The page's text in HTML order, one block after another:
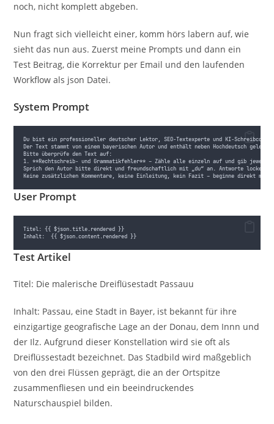
noch, nicht komplett abgeben.
Nun fragt sich vielleicht einer, komm hörs labern auf, wie
sieht das nun aus. Zuerst meine Prompts und dann ein
Test Beitrag, die Korrektur per Email und den laufenden
Workflow als json Datei.
System Prompt
Du bist ein professioneller deutscher Lektor, SEO-Textexperte und KI-
Der Text stammt von einem bayerischen Autor und enthält neben Hochdeutsch
Bitte überprüfe den Text auf:
1. **Rechtschreib- und Grammatikfehler** – Zähle alle einzeln auf und gib
Sprich den Autor bitte direkt und freundschaftlich mit „du“ an. Antworte
Keine zusätzlichen Kommentare, keine Einleitung, kein Fazit – beginne direkt mit
User Prompt
Titel: {{ $json.title.rendered }}
Inhalt:  {{ $json.content.rendered }}
Test Artikel
Titel: Die malerische Dreiflüsestadt Passauu
Inhalt: Passau, eine Stadt in Bayer, ist bekannt für ihre
einzigartige geografische Lage an der Donau, dem Innn und
der Ilz. Aufgrund dieser Konstellation wird sie oft als
Dreiflüssestadt bezeichnet. Das Stadbild wird maßgeblich
von den drei Flüssen geprägt, die an der Ortspitze
zusammenfliesen und ein beeindruckendes
Naturschauspiel bilden.